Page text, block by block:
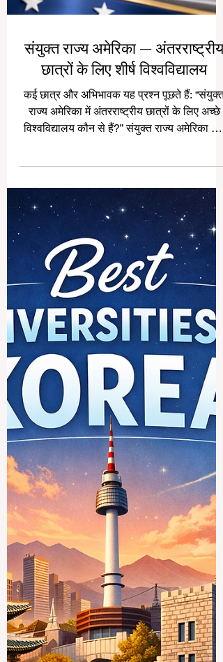
संयुक्त राज्य अमेरिका — अंतरराष्ट्रीय
छात्रों के लिए शीर्ष विश्वविद्यालय
कई छात्र और अभिभावक यह प्रश्न पूछते हैं: “संयुक्त
राज्य अमेरिका में अंतरराष्ट्रीय छात्रों के लिए अच्छे
विश्वविद्यालय कौन से हैं?” संयुक्त राज्य अमेरिका लंबे
समय से उच्च शिक्षा के लिए दुनिया के सबसे लोकप्रिय
देशों में से एक रहा है। यहाँ विविध विषय, आधुनिक शोध
सुविधाएँ, बहुसांस्कृतिक परिसर, व्यावहारिक शिक्षा और
करियर से जुड़ी कई संभावनाएँ उपलब्ध हैं। भारतीय
और हिंदी भाषी छात्रों के लिए अमेरिका में पढ़ाई केवल
डिग्री प्राप्त करने का अवसर नहीं है। यह अंग्रेज़ी
सुधारने, आत्मविश्वास